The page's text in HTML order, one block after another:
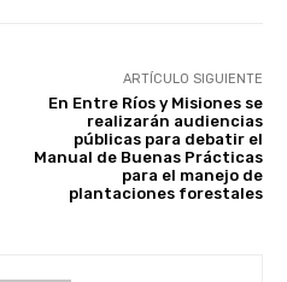
ARTÍCULO SIGUIENTE
En Entre Ríos y Misiones se
realizarán audiencias
públicas para debatir el
Manual de Buenas Prácticas
para el manejo de
plantaciones forestales